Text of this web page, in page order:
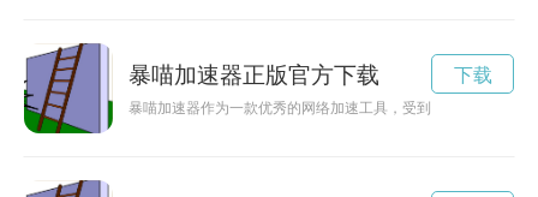
暴喵加速器正版官方下载
暴喵加速器作为一款优秀的网络加速工具，受到了许多用户的
下载